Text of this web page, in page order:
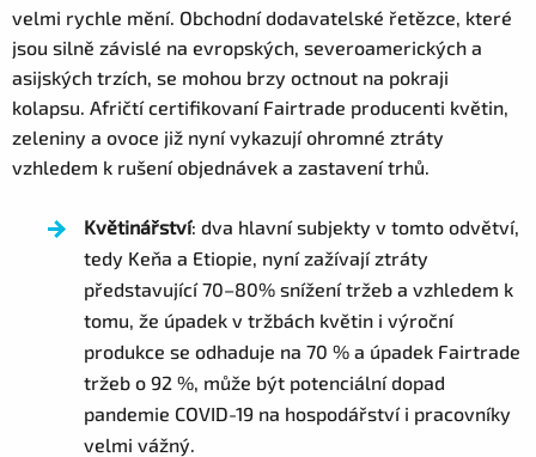
velmi rychle mění. Obchodní dodavatelské řetězce, které
jsou silně závislé na evropských, severoamerických a
asijských trzích, se mohou brzy octnout na pokraji
kolapsu. Afričtí certifikovaní Fairtrade producenti květin,
zeleniny a ovoce již nyní vykazují ohromné ztráty
vzhledem k rušení objednávek a zastavení trhů.
Květinářství: dva hlavní subjekty v tomto odvětví,
tedy Keňa a Etiopie, nyní zažívají ztráty
představující 70–80% snížení tržeb a vzhledem k
tomu, že úpadek v tržbách květin i výroční
produkce se odhaduje na 70 % a úpadek Fairtrade
tržeb o 92 %, může být potenciální dopad
pandemie COVID-19 na hospodářství i pracovníky
velmi vážný.